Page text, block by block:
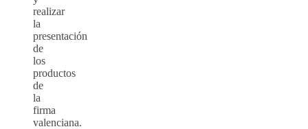
realizar
la
presentación
de
los
productos
de
la
firma
valenciana.